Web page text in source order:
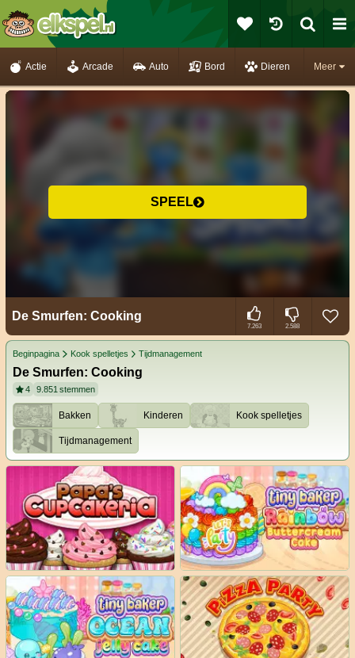
Meer
Actie Arcade Auto Bord Dieren
SPEEL
De Smurfen: Cooking
7.263 2.588
Beginpagina Kook spelletjes Tijdmanagement
De Smurfen: Cooking
4 9.851stemmen
Bakken Kinderen Kook spelletjes
Tijdmanagement